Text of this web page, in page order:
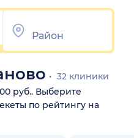
32 клиники
руб.. Выберите
по рейтингу на